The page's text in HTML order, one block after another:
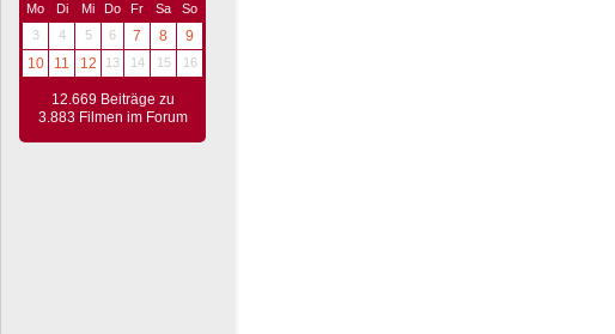
Mo Di Mi Do Fr Sa
So
3
4 5 6 7 8
9
10
11 12 13 14 15 16
12.669 Beiträge zu
3.883 Filmen im Forum